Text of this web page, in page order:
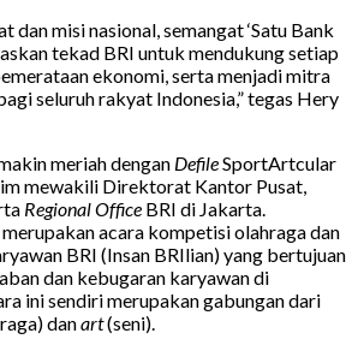
dan misi nasional, semangat ‘Satu Bank
tekad BRI untuk mendukung setiap
ekonomi, serta menjadi mitra
seluruh rakyat Indonesia,” tegas Hery
meriah dengan DefileSportArtcular
mewakili Direktorat Kantor Pusat,
Regional Office BRI di Jakarta.
acara kompetisi olahraga dan
BRI (Insan BRIlian) yang bertujuan
dan kebugaran karyawan di
ini sendiri merupakan gabungan dari
danart(seni).